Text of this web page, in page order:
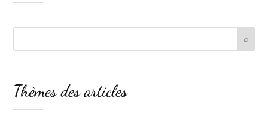
Thèmes des articles